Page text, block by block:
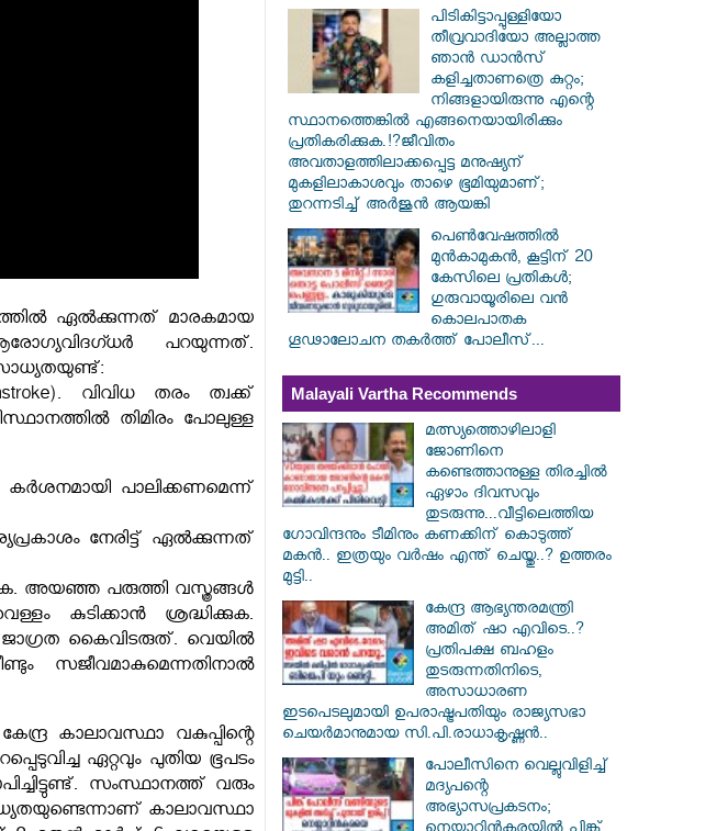
ഏൽക്കുന്നത് മാരകമായ
പറയുന്നത്.
വിവിധ തരം ത്വക്ക്
തിമിരം പോലുള്ള
പാലിക്കണമെന്ന്
നേരിട്ട് ഏൽക്കുന്നത്
അയഞ്ഞ പരുത്തി വസ്ത്രങ്ങൾ
കുടിക്കാൻ ശ്രദ്ധിക്കുക.
ജാഗ്രത കൈവിടരുത്. വെയിൽ
സജീവമാകുമെന്നതിനാൽ
കാലാവസ്ഥാ വകുപ്പിന്റെ
ഏറ്റവും പുതിയ ഭൂപടം
സംസ്ഥാനത്ത് വരും
കാലാവസ്ഥാ
പിടികിട്ടാപ്പുള്ളിയോ
തീവ്രവാദിയോ അല്ലാത്ത
ഞാൻ ഡാൻസ്
കളിച്ചതാണത്രെ കുറ്റം;
നിങ്ങളായിരുന്നു എന്റെ
സ്ഥാനത്തെങ്കിൽ എങ്ങനെയായിരിക്കും
പ്രതികരിക്കുക.!?ജീവിതം
അവതാളത്തിലാക്കപ്പെട്ട മനുഷ്യന്
മുകളിലാകാശവും താഴെ ഭൂമിയുമാണ്;
തുറന്നടിച്ച് അർജുൻ ആയങ്കി
പെൺവേഷത്തിൽ
മുൻകാമുകൻ, കൂട്ടിന് 20
കേസിലെ പ്രതികൾ;
ഗുരുവായൂരിലെ വൻ
കൊലപാതക
ഗൂഢാലോചന തകർത്ത് പോലീസ്...
Malayali Vartha Recommends
മത്സ്യത്തൊഴിലാളി
ജോണിനെ
കണ്ടെത്താനുള്ള തിരച്ചിൽ
ഏഴാം ദിവസവും
തുടരുന്നു...വീട്ടിലെത്തിയ
ഗോവിന്ദനും ടീമിനും കണക്കിന് കൊടുത്ത്
മകൻ.. ഇത്രയും വർഷം എന്ത് ചെയ്തു..? ഉത്തരം
മുട്ടി..
കേന്ദ്ര ആഭ്യന്തരമന്ത്രി
അമിത് ഷാ എവിടെ..?
പ്രതിപക്ഷ ബഹളം
തുടരുന്നതിനിടെ,
അസാധാരണ
ഇടപെടലുമായി ഉപരാഷ്ട്രപതിയും രാജ്യസഭാ
ചെയർമാനുമായ സി.പി.രാധാകൃഷ്ണൻ..
പോലീസിനെ വെല്ലുവിളിച്ച്
മദ്യപന്റെ
അഭ്യാസപ്രകടനം;